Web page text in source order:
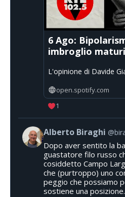
6 Ago:
imbroglio
L'opinione di Davide
open.spotify.com
1
Alberto Biraghi
Dopo aver sentito la
guastatore filo russo
cosiddetto Campo
che (purtroppo) uno
peggio che possiamo
sostiene una posizione.